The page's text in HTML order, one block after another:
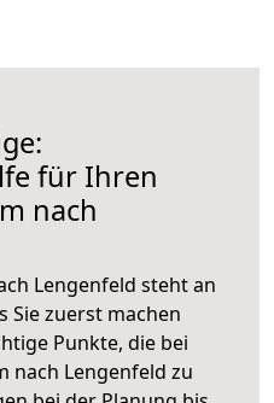
für Ihren
nach
Lengenfeld steht an
Sie zuerst machen
Punkte, die bei
nach Lengenfeld zu